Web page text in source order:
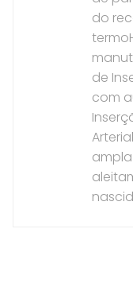
do
de
com